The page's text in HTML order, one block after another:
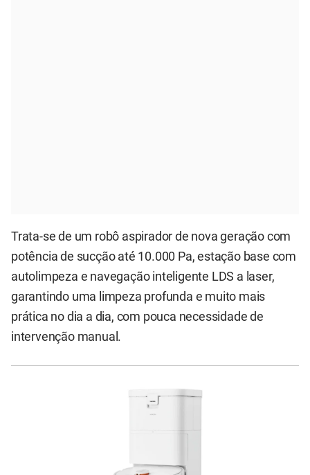
Trata-se de um robô aspirador de nova geração com
potência de sucção até 10.000 Pa, estação base com
autolimpeza e navegação inteligente LDS a laser,
garantindo uma limpeza profunda e muito mais
prática no dia a dia, com pouca necessidade de
intervenção manual.